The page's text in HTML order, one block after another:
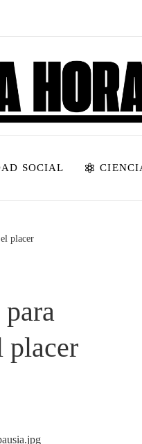
SOCIAL
placer
placer